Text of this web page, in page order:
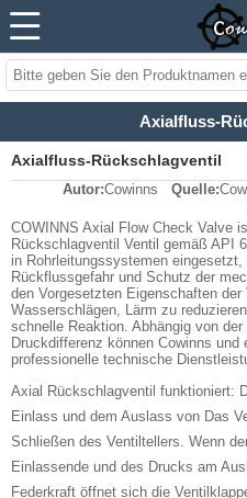
Axialfluss-
Axialfluss-Rückschlagventil
Autor:Cowinns Quelle:
COWINNS Axial Flow Check Valve
Rückschlagventil Ventil gemäß API
in Rohrleitungssystemen
Rückflussgefahr und Schutz der
den Vorgesetzten Eigenschaften
Wasserschlägen, Lärm zu
schnelle Reaktion. Abhängig von
Druckdifferenz können Cowinns
professionelle technische
Axial Rückschlagventil funktioniert:
Einlass und dem Auslass von Das
Schließen des Ventiltellers. Wenn
Einlassende und des Drucks am
Federkraft öffnet sich die